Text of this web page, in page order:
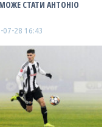
МОЖЕ СТАТИ АНТОНІО
28 16:43